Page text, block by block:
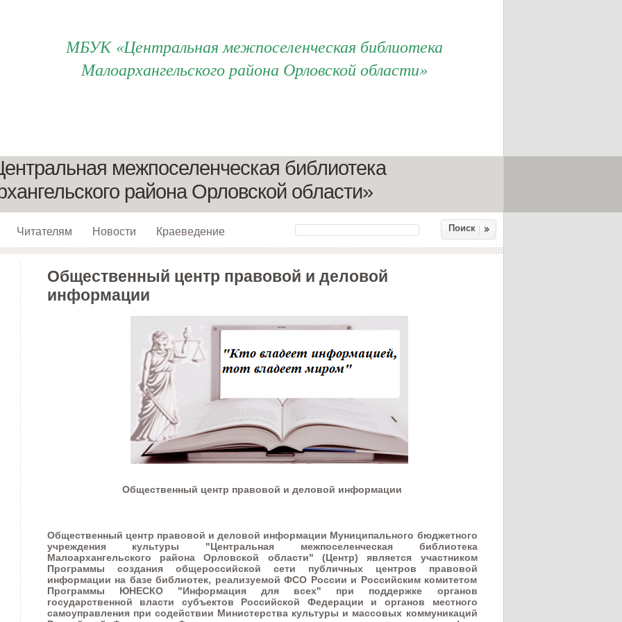
МБУК «Центральная межпоселенческая библиотека
Малоархангельского района Орловской области»
Читателям Новости Краеведение
межпоселенческая библиотека
района Орловской области»
Поиск
Общественный центр правовой и деловой
информации
Общественный центр правовой и деловой информации
Общественный центр правовой и деловой информации Муниципального бюджетного
учреждения культуры "Центральная межпоселенческая библиотека
Малоархангельского района Орловской области" (Центр) является участником
Программы создания общероссийской сети публичных центров правовой
информации на базе библиотек, реализуемой ФСО России и Российским комитетом
Программы ЮНЕСКО "Информация для всех" при поддержке органов
государственной власти субъектов Российской Федерации и органов местного
самоуправления при содействии Министерства культуры и массовых коммуникаций